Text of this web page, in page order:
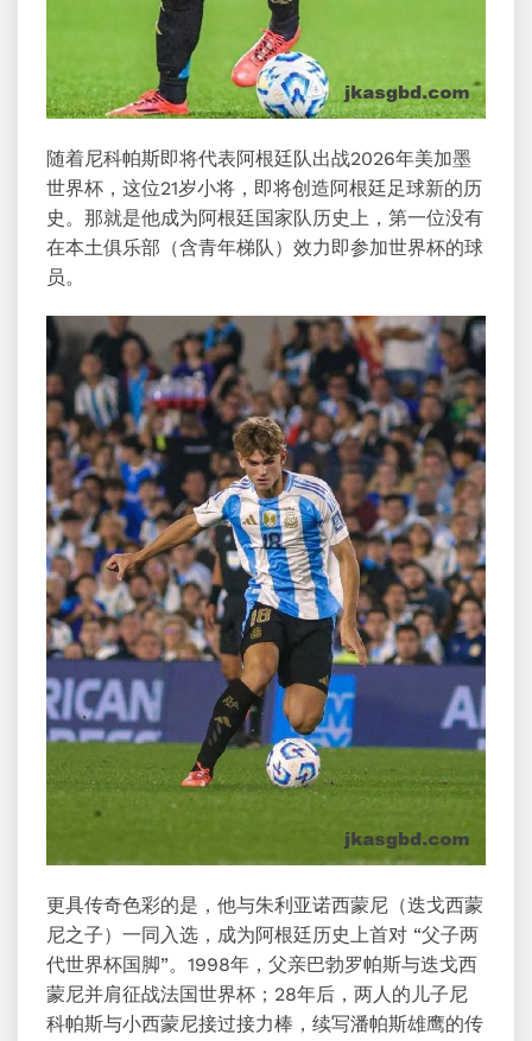
随着尼科帕斯即将代表阿根廷队出战2026年美加墨
世界杯，这位21岁小将，即将创造阿根廷足球新的历
史。那就是他成为阿根廷国家队历史上，第一位没有
在本土俱乐部（含青年梯队）效力即参加世界杯的球
员。
更具传奇色彩的是，他与朱利亚诺西蒙尼（迭戈西蒙
尼之子）一同入选，成为阿根廷历史上首对 “父子两
代世界杯国脚”。1998年，父亲巴勃罗帕斯与迭戈西
蒙尼并肩征战法国世界杯；28年后，两人的儿子尼
科帕斯与小西蒙尼接过接力棒，续写潘帕斯雄鹰的传